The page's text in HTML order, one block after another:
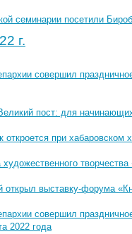
семинарии посетили
г.
совершил
пост: для
откроется при хабаровском
художественного
открыл выставку-форума
совершил
2022 года